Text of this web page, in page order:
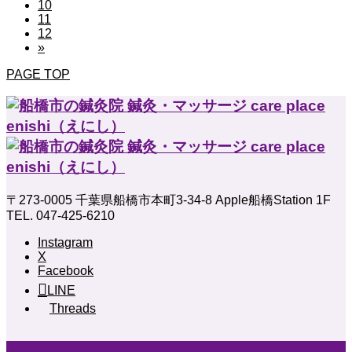
10
11
12
»
PAGE TOP
〒273-0005 千葉県船橋市本町3-34-8 Apple船橋Station 1F
TEL. 047-425-6210
Instagram
X
Facebook
LINE
Threads